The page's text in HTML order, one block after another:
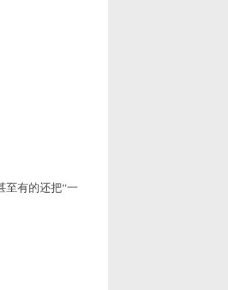
至有的还把“一